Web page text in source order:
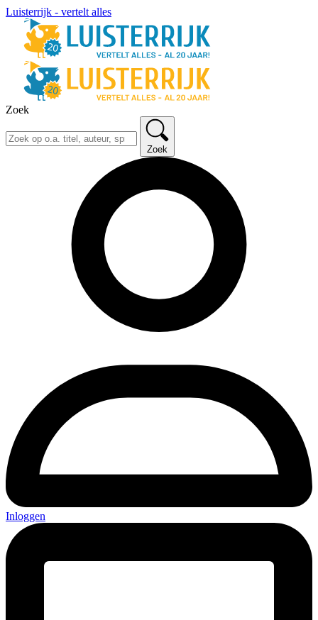
Luisterrijk - vertelt alles
Zoek
Zoek
Inloggen